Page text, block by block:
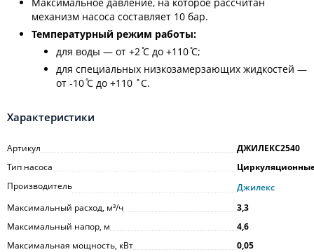
механизм насоса составляет 10 бар.
Температурный режим работы:
для воды — от +2 ̊С до +110 ̊С;
для специальных низкозамерзающих жидкостей —
от -10 ̊С до +110 ˚С.
Характеристики
Артикул
ДЖИЛЕКС2540
Тип насоса
Производитель
Джилекс
Максимальный расход, м³/ч
3,3
Максимальный напор, м
4,6
Максимальная мощность, кВт
0,05